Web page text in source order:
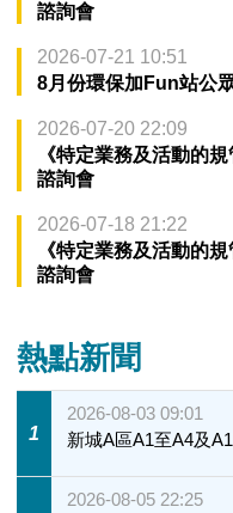
諮詢會
2026-07-21 10:51
8月份環保加Fun站公
2026-07-20 22:09
《特定業務及活動的
諮詢會
2026-07-18 21:22
《特定業務及活動的
諮詢會
熱點新聞
1
2026-08-03 09:01
新城A區A1至A4及
2026-08-05 22:25